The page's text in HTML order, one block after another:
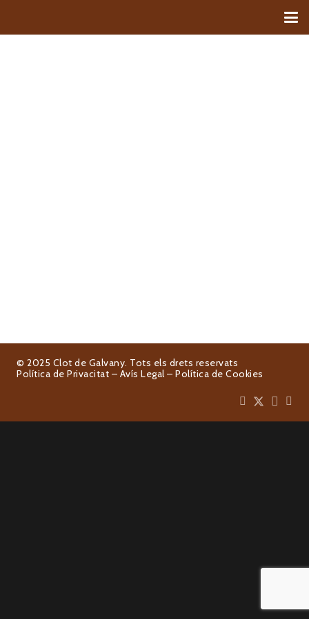
© 2025 Clot de Galvany. Tots els drets reservats
Política de Privacitat – Avís Legal – Política de Cookies